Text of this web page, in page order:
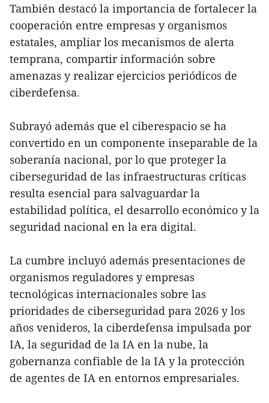
También destacó la importancia de fortalecer la
cooperación entre empresas y organismos
estatales, ampliar los mecanismos de alerta
temprana, compartir información sobre
amenazas y realizar ejercicios periódicos de
ciberdefensa.
Subrayó además que el ciberespacio se ha
convertido en un componente inseparable de la
soberanía nacional, por lo que proteger la
ciberseguridad de las infraestructuras críticas
resulta esencial para salvaguardar la
estabilidad política, el desarrollo económico y la
seguridad nacional en la era digital.
La cumbre incluyó además presentaciones de
organismos reguladores y empresas
tecnológicas internacionales sobre las
prioridades de ciberseguridad para 2026 y los
años venideros, la ciberdefensa impulsada por
IA, la seguridad de la IA en la nube, la
gobernanza confiable de la IA y la protección
de agentes de IA en entornos empresariales.